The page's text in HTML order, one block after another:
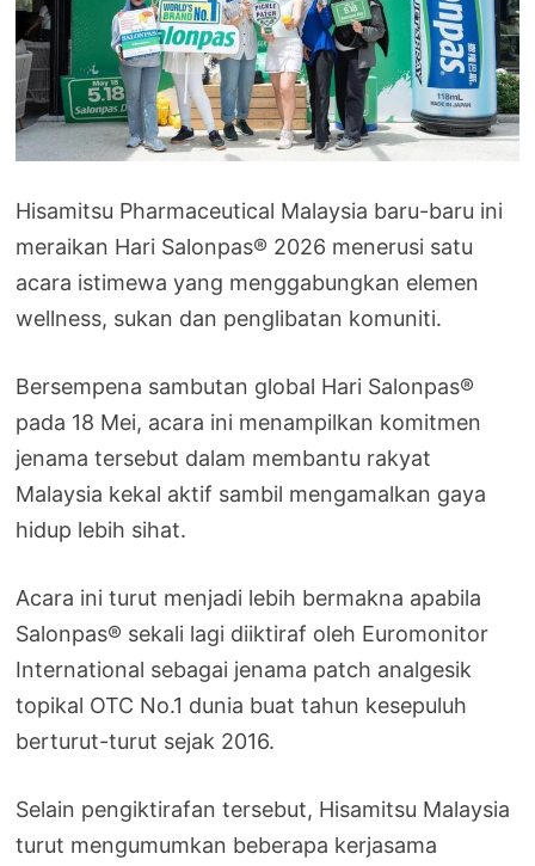
Hisamitsu Pharmaceutical Malaysia baru-baru ini
meraikan Hari Salonpas® 2026 menerusi satu
acara istimewa yang menggabungkan elemen
wellness, sukan dan penglibatan komuniti.
Bersempena sambutan global Hari Salonpas®
pada 18 Mei, acara ini menampilkan komitmen
jenama tersebut dalam membantu rakyat
Malaysia kekal aktif sambil mengamalkan gaya
hidup lebih sihat.
Acara ini turut menjadi lebih bermakna apabila
Salonpas® sekali lagi diiktiraf oleh Euromonitor
International sebagai jenama patch analgesik
topikal OTC No.1 dunia buat tahun kesepuluh
berturut-turut sejak 2016.
Selain pengiktirafan tersebut, Hisamitsu Malaysia
turut mengumumkan beberapa kerjasama